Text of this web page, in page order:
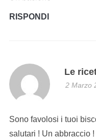
RISPONDI
Le
2 Marzo
Sono favolosi i tuoi
salutari ! Un abbraccio !